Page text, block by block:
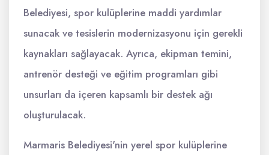
Belediyesi, spor kulüplerine maddi yardımlar
sunacak ve tesislerin modernizasyonu için gerekli
kaynakları sağlayacak. Ayrıca, ekipman temini,
antrenör desteği ve eğitim programları gibi
unsurları da içeren kapsamlı bir destek ağı
oluşturulacak.
Marmaris Belediyesi'nin yerel spor kulüplerine